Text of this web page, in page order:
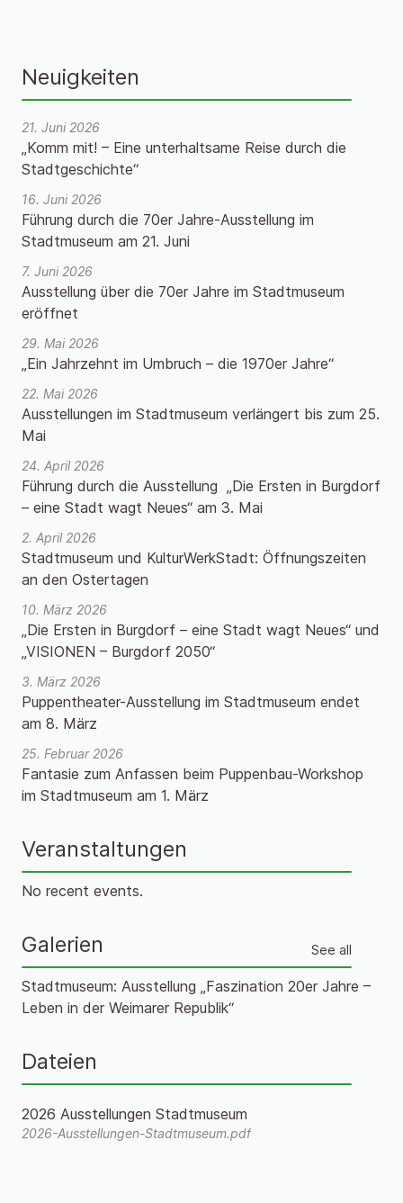
Neuigkeiten
21. Juni 2026
„Komm mit! – Eine unterhaltsame Reise durch die
Stadtgeschichte“
16. Juni 2026
Führung durch die 70er Jahre-Ausstellung im
Stadtmuseum am 21. Juni
7. Juni 2026
Ausstellung über die 70er Jahre im Stadtmuseum
eröffnet
29. Mai 2026
„Ein Jahrzehnt im Umbruch – die 1970er Jahre“
22. Mai 2026
Ausstellungen im Stadtmuseum verlängert bis zum 25.
Mai
24. April 2026
Führung durch die Ausstellung „Die Ersten in Burgdorf
– eine Stadt wagt Neues“ am 3. Mai
2. April 2026
Stadtmuseum und KulturWerkStadt: Öffnungszeiten
an den Ostertagen
10. März 2026
„Die Ersten in Burgdorf – eine Stadt wagt Neues“ und
„VISIONEN – Burgdorf 2050“
3. März 2026
Puppentheater-Ausstellung im Stadtmuseum endet
am 8. März
25. Februar 2026
Fantasie zum Anfassen beim Puppenbau-Workshop
im Stadtmuseum am 1. März
Veranstaltungen
No recent events.
Galerien See all
Stadtmuseum: Ausstellung „Faszination 20er Jahre –
Leben in der Weimarer Republik“
Dateien
2026 Ausstellungen Stadtmuseum
2026-Ausstellungen-Stadtmuseum.pdf